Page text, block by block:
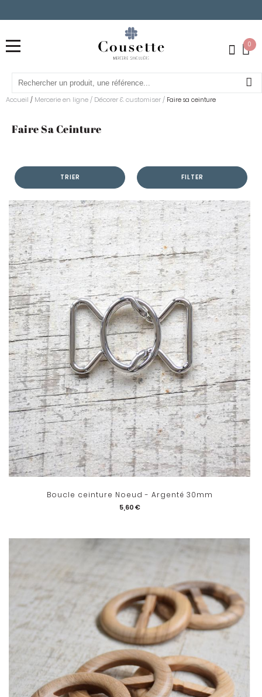
0
Accueil / Mercerie en ligne / Décorer & customiser / Faire sa ceinture
Faire Sa Ceinture
TRIER FILTER
Boucle ceinture Noeud - Argenté 30mm
5,60 €